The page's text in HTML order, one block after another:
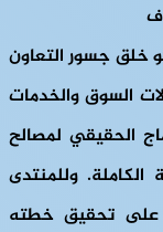
خلق جسور التعاون
السوق والخدمات
الحقيقي لمصالح
الكاملة. وللمنتدى
على تحقيق خطته